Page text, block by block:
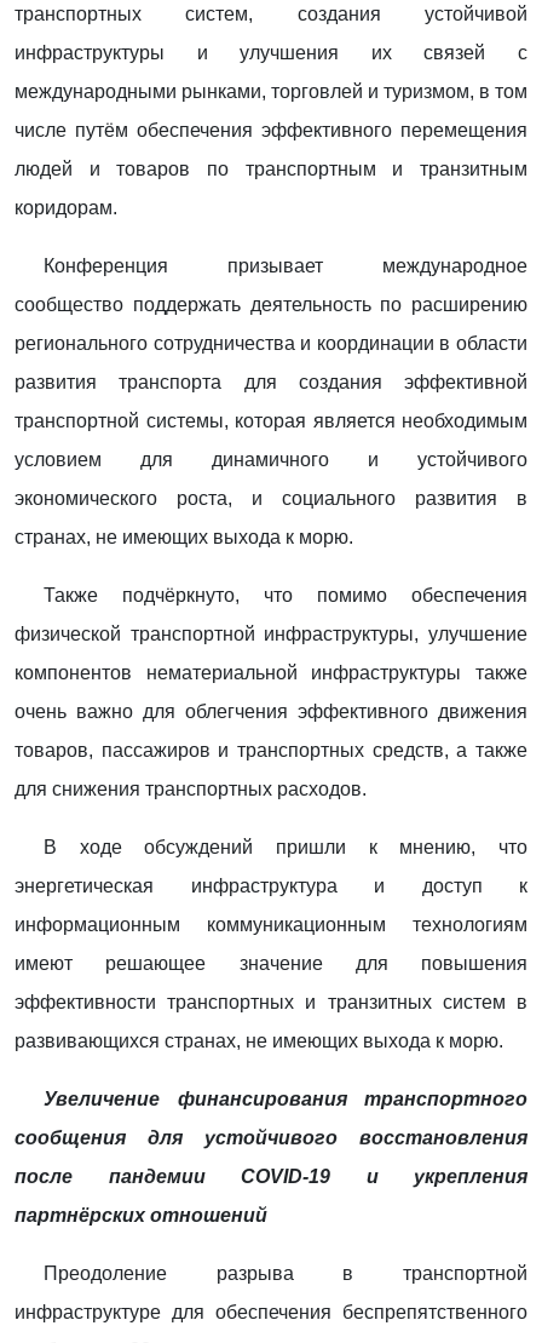
транспортных систем, создания устойчивой
инфраструктуры и улучшения их связей с
международными рынками, торговлей и туризмом, в том
числе путём обеспечения эффективного перемещения
людей и товаров по транспортным и транзитным
коридорам.
Конференция призывает международное
сообщество поддержать деятельность по расширению
регионального сотрудничества и координации в области
развития транспорта для создания эффективной
транспортной системы, которая является необходимым
условием для динамичного и устойчивого
экономического роста, и социального развития в
странах, не имеющих выхода к морю.
Также подчёркнуто, что помимо обеспечения
физической транспортной инфраструктуры, улучшение
компонентов нематериальной инфраструктуры также
очень важно для облегчения эффективного движения
товаров, пассажиров и транспортных средств, а также
для снижения транспортных расходов.
В ходе обсуждений пришли к мнению, что
энергетическая инфраструктура и доступ к
информационным коммуникационным технологиям
имеют решающее значение для повышения
эффективности транспортных и транзитных систем в
развивающихся странах, не имеющих выхода к морю.
Увеличение финансирования транспортного
сообщения для устойчивого восстановления
после пандемии COVID-19 и укрепления
партнёрских отношений
Преодоление разрыва в транспортной
инфраструктуре для обеспечения беспрепятственного